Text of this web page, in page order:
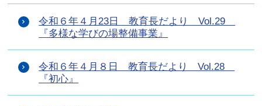
令和６年４月23日 教育長だより Vol.29
『多様な学びの場整備事業』
令和６年４月８日 教育長だより Vol.28
『初心』